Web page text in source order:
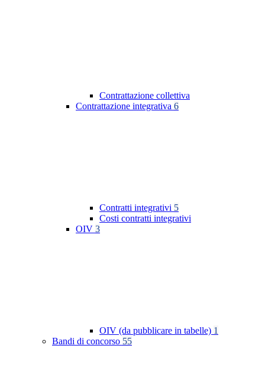
Contrattazione collettiva
Contrattazione integrativa 6
Contratti integrativi 5
Costi contratti integrativi
OIV 3
OIV (da pubblicare in tabelle) 1
Bandi di concorso 55